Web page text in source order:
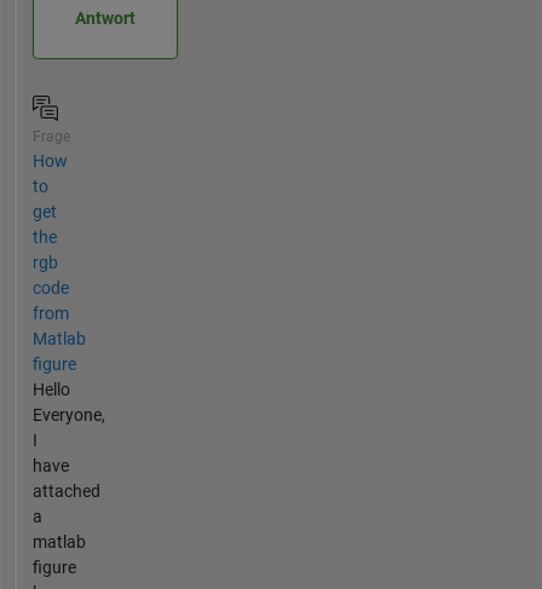
Antwort
Frage
How
to
get
the
rgb
code
from
Matlab
figure
Hello
Everyone,
I
have
attached
a
matlab
figure